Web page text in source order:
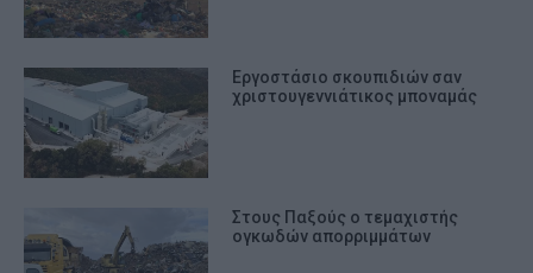
Εργοστάσιο σκουπιδιών σαν
χριστουγεννιάτικος μποναμάς
Στους Παξούς ο τεμαχιστής
ογκωδών απορριμμάτων